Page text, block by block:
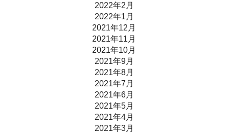
2022年2月
2022年1月
2021年12月
2021年11月
2021年10月
2021年9月
2021年8月
2021年7月
2021年6月
2021年5月
2021年4月
2021年3月